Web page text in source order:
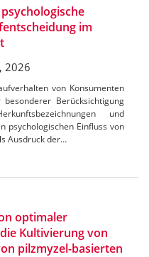
im
2026
von Konsumenten
Berücksichtigung
und
psychologischen Einfluss von
Ausdruck der…
optimaler
Kultivierung von
pilzmyzel-basierten